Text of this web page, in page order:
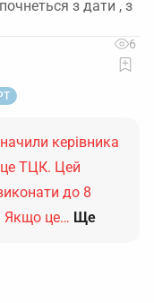
з дати , з
6
керівника
ТЦК. Цей
до 8
Якщо це… Ще